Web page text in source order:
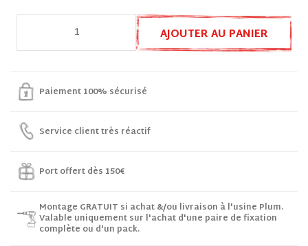
AJOUTER AU PANIER
Paiement 100% sécurisé
Service client très réactif
Port offert dès 150€
Montage GRATUIT si achat &/ou livraison à l'usine Plum.
Valable uniquement sur l'achat d'une paire de fixation
complète ou d'un pack.